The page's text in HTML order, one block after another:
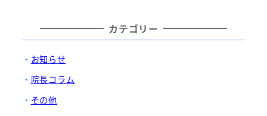
カテゴリー
お知らせ
院長コラム
その他